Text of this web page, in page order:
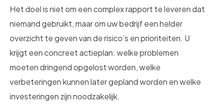
Het doel is niet om een complex rapport te leveren dat
niemand gebruikt, maar om uw bedrijf een helder
overzicht te geven van de risico’s en prioriteiten. U
krijgt een concreet actieplan: welke problemen
moeten dringend opgelost worden, welke
verbeteringen kunnen later gepland worden en welke
investeringen zijn noodzakelijk.